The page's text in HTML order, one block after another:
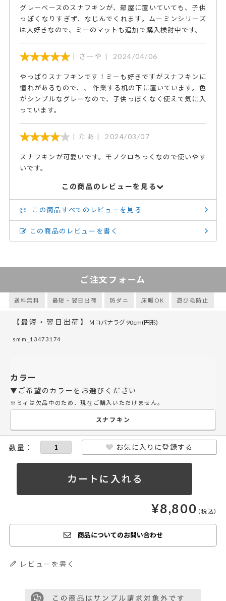
グレーベースのスナフキンが、部屋に置いていても、子供
っぽくなりすぎず、なじんでくれます。ムーミンシリーズ
は大好きなので、ミーのマットも追加で購入検討中です。
さーや 2024/04/06
やっぱりスナフキンです！ミーも好きですがスナフキンに
憧れがあるもので、、 作業する机の下に置いています。色
がシンプルなグレーなので、子供っぽくなく使えて気に入
っています。
たあ 2024/03/07
スナフキンが可愛いです。モノクロちっくなので使いやす
いです。
この商品のレビューを見る
この商品すべてのレビューを見る
この商品のレビューを書く
ご注文フォーム
送料無料 最短・翌日出荷 防ダニ 床暖OK 遊び毛防止
【最短・翌日出荷】 Ｍコバナラグ 90cm(円形)
smm_13473174
カラー
▼ご希望のカラーをお選びください
※ミィは欠品中のため、現在ご購入いただけません。
スナフキン
お気に入りに登録する
¥8,800
商品についてのお問い合わせ
レビューを書く